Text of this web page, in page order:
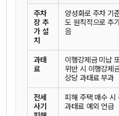
주차
장 추
가 설
치
양성화로 주차 기
도 원칙적으로 추
음
과태
료
이행강제금 미납
위반 시 이행강제
상당 과태료 부과
전세
사기
피해 주택 매수 시
과태료 예외 언급